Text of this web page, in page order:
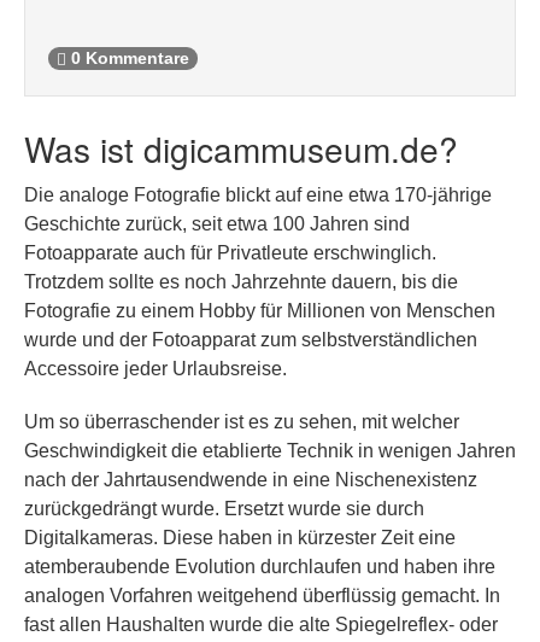
0 Kommentare
Was ist digicammuseum.de?
Die analoge Fotografie blickt auf eine etwa 170-jährige
Geschichte zurück, seit etwa 100 Jahren sind
Fotoapparate auch für Privatleute erschwinglich.
Trotzdem sollte es noch Jahrzehnte dauern, bis die
Fotografie zu einem Hobby für Millionen von Menschen
wurde und der Fotoapparat zum selbstverständlichen
Accessoire jeder Urlaubsreise.
Um so überraschender ist es zu sehen, mit welcher
Geschwindigkeit die etablierte Technik in wenigen Jahren
nach der Jahrtausendwende in eine Nischenexistenz
zurückgedrängt wurde. Ersetzt wurde sie durch
Digitalkameras. Diese haben in kürzester Zeit eine
atemberaubende Evolution durchlaufen und haben ihre
analogen Vorfahren weitgehend überflüssig gemacht. In
fast allen Haushalten wurde die alte Spiegelreflex- oder